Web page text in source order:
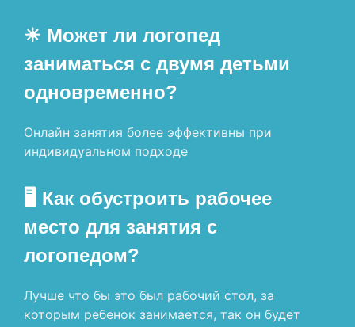
☀ Может ли логопед
заниматься с двумя детьми
одновременно?
Онлайн занятия более эффективны при
индивидуальном подходе
🖥 Как обустроить рабочее
место для занятия с
логопедом?
Лучше что бы это был рабочий стол, за
которым ребенок занимается, так он будет